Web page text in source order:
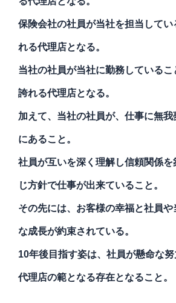
保険会社の社員が当社を担当して
れる代理店となる。
当社の社員が当社に勤務している
誇れる代理店となる。
加えて、当社の社員が、仕事に無
にあること。
社員が互いを深く理解し信頼関係を
じ方針で仕事が出来ていること。
その先には、お客様の幸福と社員や
な成長が約束されている。
10年後目指す姿は、社員が懸命な
代理店の範となる存在となること。